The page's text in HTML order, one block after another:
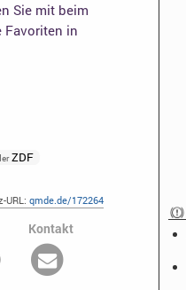
Sie mit beim
Favoriten in
ZDF
URL:qmde.de/172264
Kontakt